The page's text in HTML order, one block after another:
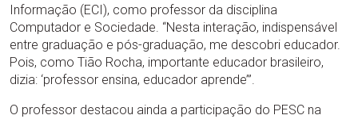
Informação (ECI), como professor da disciplina
Computador e Sociedade. “Nesta interação, indispensável
entre graduação e pós-graduação, me descobri educador.
Pois, como Tião Rocha, importante educador brasileiro,
dizia: ‘professor ensina, educador aprende’”.
O professor destacou ainda a participação do PESC na